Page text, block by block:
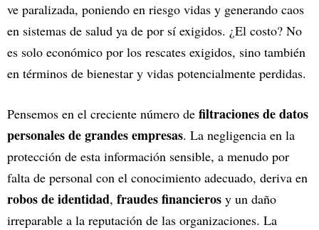
ve paralizada, poniendo en riesgo vidas y generando caos
en sistemas de salud ya de por sí exigidos. ¿El costo? No
es solo económico por los rescates exigidos, sino también
en términos de bienestar y vidas potencialmente perdidas.
Pensemos en el creciente número de filtraciones de datos
personales de grandes empresas. La negligencia en la
protección de esta información sensible, a menudo por
falta de personal con el conocimiento adecuado, deriva en
robos de identidad, fraudes financieros y un daño
irreparable a la reputación de las organizaciones. La